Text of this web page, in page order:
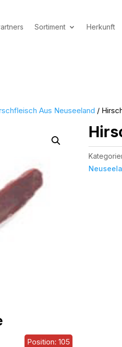
Sortiment Herkunft
Aus Neuseeland /
Position: 105